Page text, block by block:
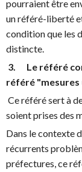
pourraient être
un référé-liberté
condition que les
distincte.
3. Le référé
référé "mesures
Ce référé sert à
soient prises des
Dans le contexte
récurrents
préfectures, ce